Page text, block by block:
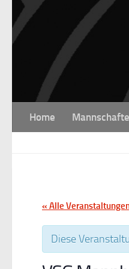
Unter dem Inhalt
Home
« Alle
Diese